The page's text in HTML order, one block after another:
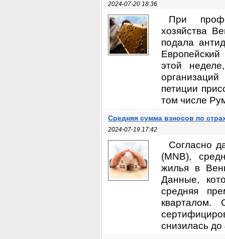
2024-07-20 18:36
При
хозяйства
подала
этой
петиции
том числе
Средняя сумма взносов по
2024-07-19 17:42
Согласно
(MNB),
жилья в
Данные,
средняя
снизилась до